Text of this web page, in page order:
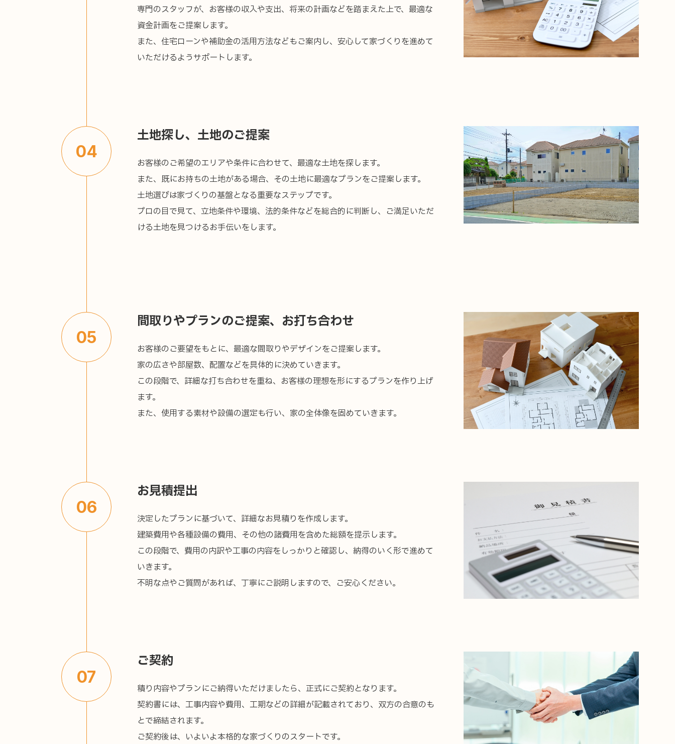
ハイブリッドどまだんシステム
アフターサポート
イベント
ラインナップ
新築
お客様の声
お知らせ
会社案内
資料請求・お問い合わせ
お電話でのご相談はお気軽に
025-246-1330
受付時間／9:00 ~ 17:00（平日）
専門のスタッフが、お客様の収入や支出、将来の計画などを踏まえた上で、最適な
資金計画をご提案します。
また、住宅ローンや補助金の活用方法などもご案内し、安心して家づくりを進めて
いただけるようサポートします。
04
土地探し、土地のご提案
お客様のご希望のエリアや条件に合わせて、最適な土地を探します。
また、既にお持ちの土地がある場合、その土地に最適なプランをご提案します。
土地選びは家づくりの基盤となる重要なステップです。
プロの目で見て、立地条件や環境、法的条件などを総合的に判断し、ご満足いただ
ける土地を見つけるお手伝いをします。
05
間取りやプランのご提案、お打ち合わせ
お客様のご要望をもとに、最適な間取りやデザインをご提案します。
家の広さや部屋数、配置などを具体的に決めていきます。
この段階で、詳細な打ち合わせを重ね、お客様の理想を形にするプランを作り上げ
ます。
また、使用する素材や設備の選定も行い、家の全体像を固めていきます。
06
お見積提出
決定したプランに基づいて、詳細なお見積りを作成します。
建築費用や各種設備の費用、その他の諸費用を含めた総額を提示します。
この段階で、費用の内訳や工事の内容をしっかりと確認し、納得のいく形で進めて
いきます。
不明な点やご質問があれば、丁寧にご説明しますので、ご安心ください。
07
ご契約
積り内容やプランにご納得いただけましたら、正式にご契約となります。
契約書には、工事内容や費用、工期などの詳細が記載されており、双方の合意のも
とで締結されます。
ご契約後は、いよいよ本格的な家づくりのスタートです。